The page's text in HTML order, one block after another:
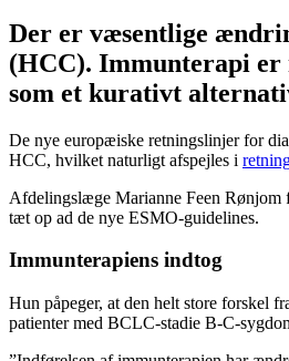
Der er væsentlige
(HCC). Immunterapi er
som et kurativt
De nye europæiske retningslinjer for
HCC, hvilket naturligt afspejles i
Afdelingslæge Marianne Feen
tæt op ad de nye ESMO-guidelines.
Immunterapiens indtog
Hun påpeger, at den helt store forskel
patienter med BCLC-stadie B-C-